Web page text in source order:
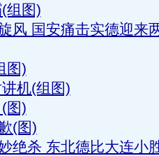
组图)
风 国安痛击实德迎来
图)
机(组图)
图)
(图)
绝杀 东北德比大连小